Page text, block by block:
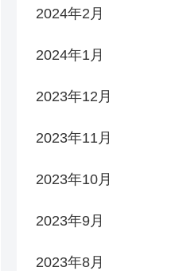
2024年2月
2024年1月
2023年12月
2023年11月
2023年10月
2023年9月
2023年8月